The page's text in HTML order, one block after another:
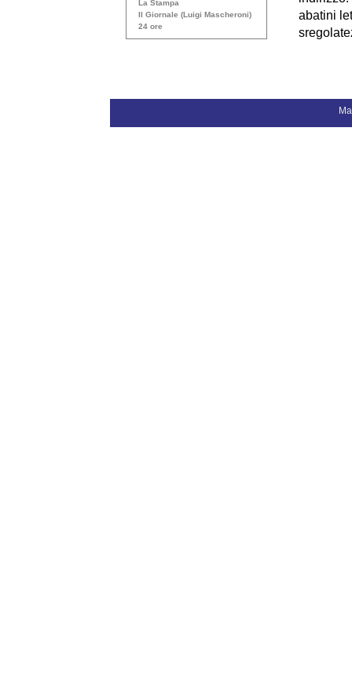
abatini
La Stampa
Il Giornale (Luigi Mascheroni)
24 ore